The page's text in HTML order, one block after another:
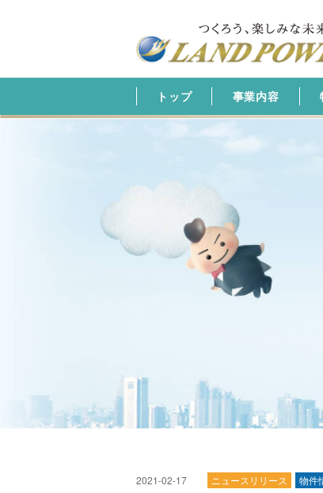
トップ 事業内容
2021-02-17 ニュースリリース 物件